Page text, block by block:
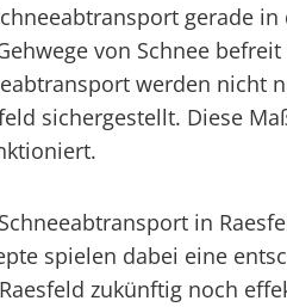
gerade
von Schnee
werden nicht
sichergestellt. Diese
in
spielen dabei eine
zukünftig noch